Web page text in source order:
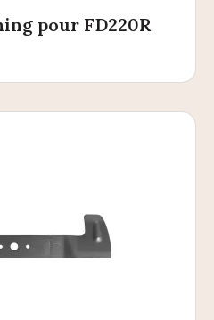
pour FD220R